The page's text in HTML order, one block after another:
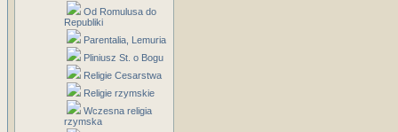
Od Romulusa do
Republiki
Parentalia, Lemuria
Pliniusz St. o Bogu
Religie Cesarstwa
Religie rzymskie
Wczesna religia
rzymska